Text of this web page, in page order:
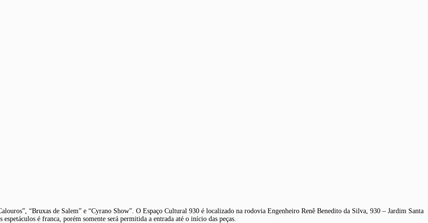
“Bruxas de Salem” e “Cyrano Show”. O Espaço Cultural 930 é localizado na rodovia Engenheiro Renê Benedito da Silva, 930 – Jardim Santa
é franca, porém somente será permitida a entrada até o início das peças.